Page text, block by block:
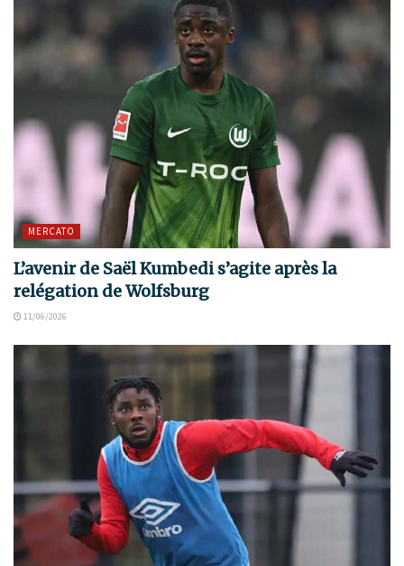
MERCATO
L’avenir de Saël Kumbedi s’agite après la
relégation de Wolfsburg
11/06/2026